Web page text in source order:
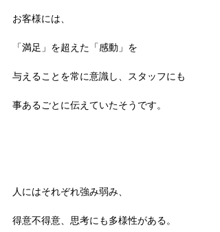
お客様には、
「満足」を超えた「感動」を
与えることを常に意識し、スタッフにも
事あるごとに伝えていたそうです。
人にはそれぞれ強み弱み、
得意不得意、思考にも多様性がある。